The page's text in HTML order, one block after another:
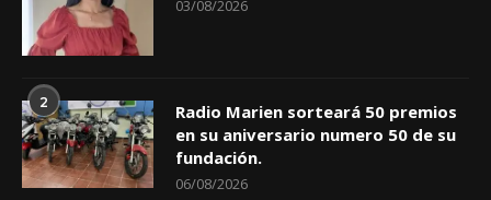
03/08/2026
2
Radio Marien sorteará 50 premios
en su aniversario numero 50 de su
fundación.
06/08/2026